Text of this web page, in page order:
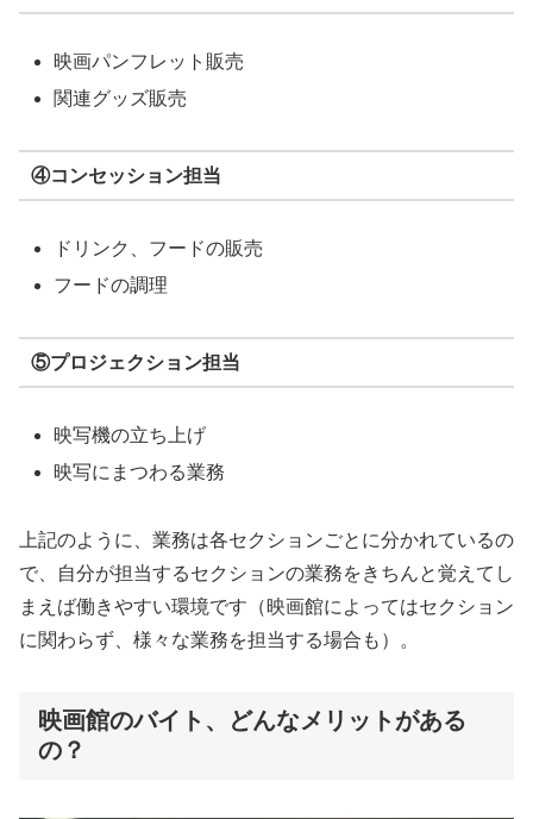
映画パンフレット販売
関連グッズ販売
④コンセッション担当
ドリンク、フードの販売
フードの調理
⑤プロジェクション担当
映写機の立ち上げ
映写にまつわる業務
上記のように、業務は各セクションごとに分かれているの
で、自分が担当するセクションの業務をきちんと覚えてし
まえば働きやすい環境です（映画館によってはセクション
に関わらず、様々な業務を担当する場合も）。
映画館のバイト、どんなメリットがある
の？